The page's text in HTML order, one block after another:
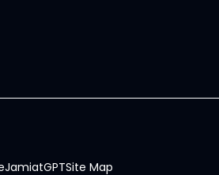
JamiatGPTSite Map